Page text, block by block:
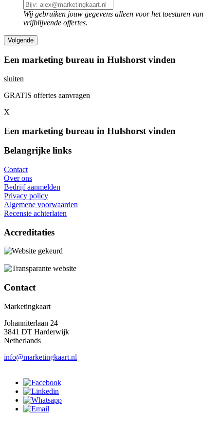
Wij gebruiken jouw gegevens alleen voor het toesturen van
vrijblijvende offertes.
Een marketing bureau in Hulshorst vinden
sluiten
GRATIS offertes aanvragen
X
Een marketing bureau in Hulshorst vinden
Belangrijke links
Contact
Over ons
Bedrijf aanmelden
Privacy policy
Algemene voorwaarden
Recensie achterlaten
Accreditaties
Contact
Marketingkaart
Johanniterlaan 24
3841 DT Harderwijk
Netherlands
info@marketingkaart.nl